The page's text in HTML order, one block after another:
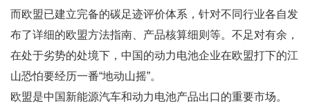
而欧盟已建立完备的碳足迹评价体系，针对不同行业各自发
布了详细的欧盟方法指南、产品核算细则等。不足对有余，
在处于劣势的处境下，中国的动力电池企业在欧盟打下的江
山恐怕要经历一番“地动山摇”。
欧盟是中国新能源汽车和动力电池产品出口的重要市场。